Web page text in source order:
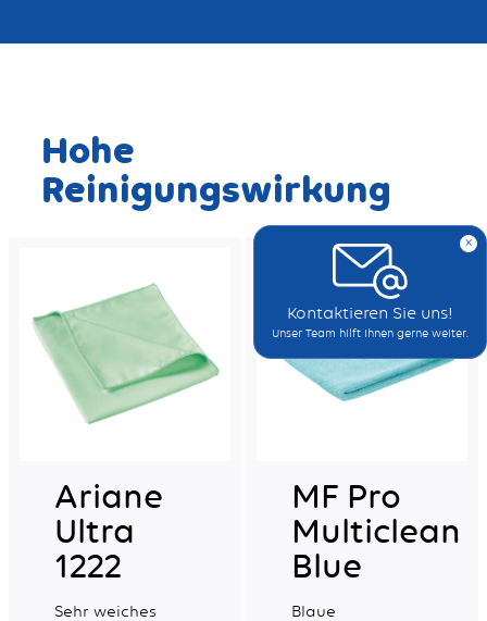
Hohe
Reinigungswirkung
Ariane
Ultra
1222
Sehr weiches
MF Pro
Multiclean
Blue
Blaue
x
Kontaktieren Sie uns!
Unser Team hilft Ihnen gerne weiter.